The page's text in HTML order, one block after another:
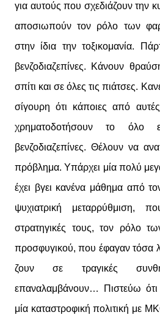
για αυτούς που σχεδιάζουν την
αποσιωπούν τον ρόλο των
στην ίδια την τοξικομανία.
βενζοδιαζεπίνες. Κάνουν
σπίτι και σε όλες τις πιάτσες.
σίγουρη ότι κάποιες από
χρηματοδοτήσουν το όλο
βενζοδιαζεπίνες. Θέλουν να
πρόβλημα. Υπάρχει μία πολύ
έχει βγει κανένα μάθημα από
ψυχιατρική μεταρρύθμιση,
στρατηγικές τους, τον ρόλο
προσφυγικού, που έφαγαν τόσα
ζουν σε τραγικές
επαναλαμβάνουν… Πιστεύω ότι
μία καταστροφική πολιτική με